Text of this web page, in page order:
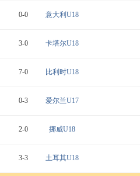
0-0 意大利U18
3-0 卡塔尔U18
7-0 比利时U18
0-3 爱尔兰U17
2-0 挪威U18
3-3 土耳其U18